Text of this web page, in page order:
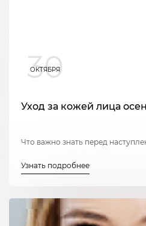
30
ОКТЯБРЯ
Уход за кожей лица
Что важно знать перед
Узнать подробнее